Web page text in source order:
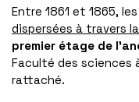
Entre 1861 et 1865,
dispersées à travers
premier étage de
Faculté des sciences
rattaché.